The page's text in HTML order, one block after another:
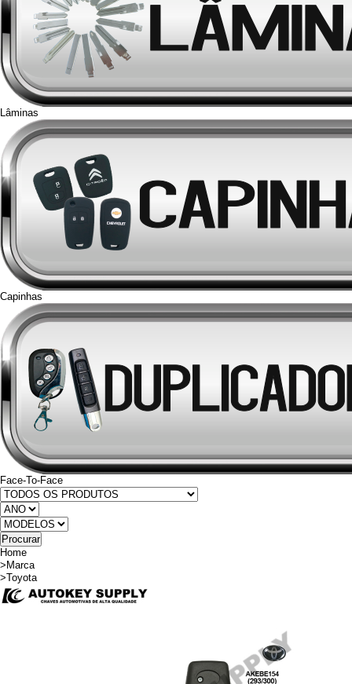
Lâminas
Capinhas
Face-To-Face
Home
>Marca
>Toyota